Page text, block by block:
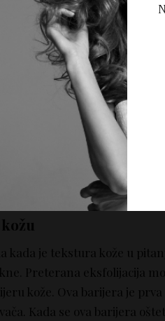
kada je tekstura kože u
Preterana eksfolijacija
kože. Ova barijera je
Kada se ova barijera